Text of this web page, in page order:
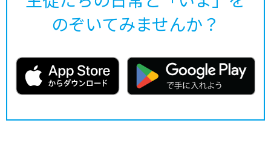
のぞいてみませんか？